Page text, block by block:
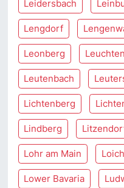
Leidersbach
Lengdorf
Leonberg
Leutenbach
Lichtenberg
Lindberg
Lohr am Main
Lower Bavaria